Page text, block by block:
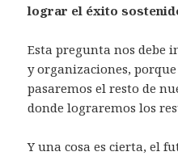
lograr el éxito
Esta pregunta nos debe
y organizaciones,
pasaremos el resto de
donde lograremos los
Y una cosa es cierta, el